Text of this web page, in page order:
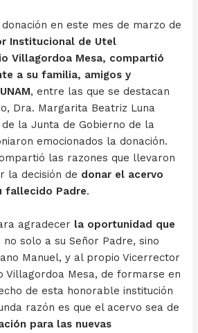
en este mes de marzo de
Institucional de Utel
Villagordoa Mesa, compartió
a su familia, amigos y
, entre las que se destacan
Dra. Margarita Beatriz Luna
la Junta de Gobierno de la
emocionados la donación.
las razones que llevaron
la decisión de donar el acervo
fallecido Padre.
agradecer la oportunidad que
no solo a su Señor Padre, sino
Manuel, y al propio Vicerrector
Villagordoa Mesa, de formarse en
de esta honorable institución
razón es que el acervo sea de
para las nuevas